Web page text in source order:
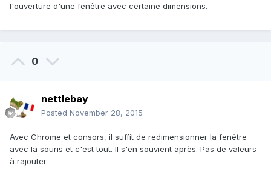
l'ouverture d'une fenêtre avec certaine dimensions.
0
nettlebay
Posted November 28, 2015
Avec Chrome et consors, il suffit de redimensionner la fenêtre
avec la souris et c'est tout. Il s'en souvient après. Pas de valeurs
à rajouter.